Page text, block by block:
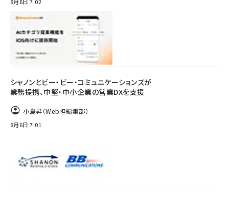
シャノンとビー・ビー・コミュニケーションズが
業務提携、中堅・中小企業の営業DXを支援
小島昇（Web担編集部）
8月6日 7:01